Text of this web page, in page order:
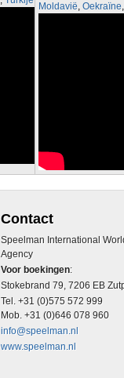
Moldavië, Oekraïne,
Contact
Speelman International
Agency
Voor boekingen:
Stokebrand 79, 7206 EB
Tel. +31 (0)575 572 999
Mob. +31 (0)646 078 960
info@speelman.nl
www.speelman.nl